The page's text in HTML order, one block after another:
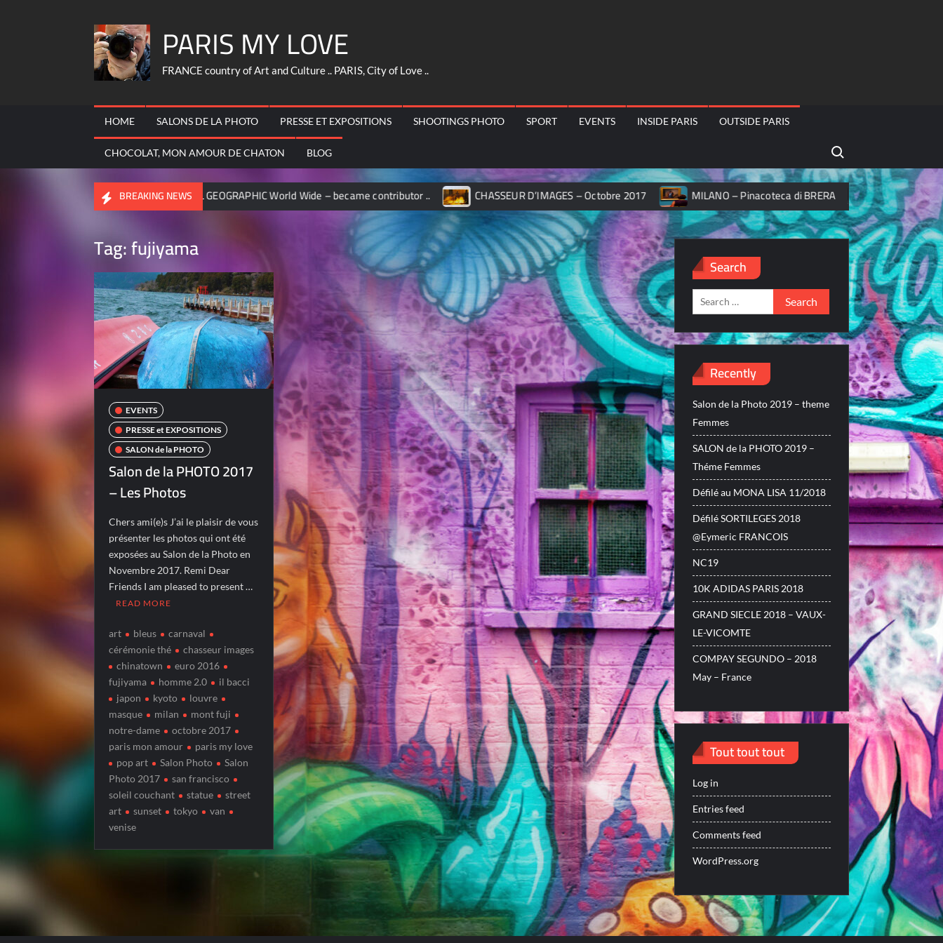
PARIS MY LOVE
FRANCE country of Art and Culture .. PARIS, City of Love ..
HOME SALONS DE LA PHOTO PRESSE ET EXPOSITIONS SHOOTINGS PHOTO SPORT EVENTS INSIDE PARIS OUTSIDE PARIS
CHOCOLAT, MON AMOUR DE CHATON BLOG
Search for:
BREAKING NEWS
NATIONAL GEOGRAPHIC World Wide – became contributor .. CHASSEUR D’IMAGES – Octobre 2017 MILANO – Pinacoteca di BRERA Salon de la Photo
Tag:fujiyama
EVENTS
PRESSE et EXPOSITIONS
SALON de la PHOTO
Salon de la PHOTO 2017
– Les Photos
Chers ami(e)s J’ai le plaisir de vous
présenter les photos qui ont été
exposées au Salon de la Photo en
Novembre 2017. Remi Dear
Friends I am pleased to present …
READ MORE
art bleus
carnaval
cérémonie thé
chasseur images
chinatown
euro 2016
fujiyama
homme 2.0
il bacci
japon
kyoto
louvre
masque
milan
mont fuji
notre-dame
octobre 2017
paris mon amour
paris my love
pop art
Salon Photo
Salon
Photo 2017
san francisco
soleil couchant
statue
street
art
sunset tokyo
van
venise
Search
Search
for:
Recently
Salon de la Photo 2019 – theme
Femmes
SALON de la PHOTO 2019 –
Théme Femmes
Défilé au MONA LISA 11/2018
Défilé SORTILEGES 2018
@Eymeric FRANCOIS
NC19
10K ADIDAS PARIS 2018
GRAND SIECLE 2018 – VAUX-
LE-VICOMTE
COMPAY SEGUNDO – 2018
May – France
Tout tout tout
Log in
Entries feed
Comments feed
WordPress.org